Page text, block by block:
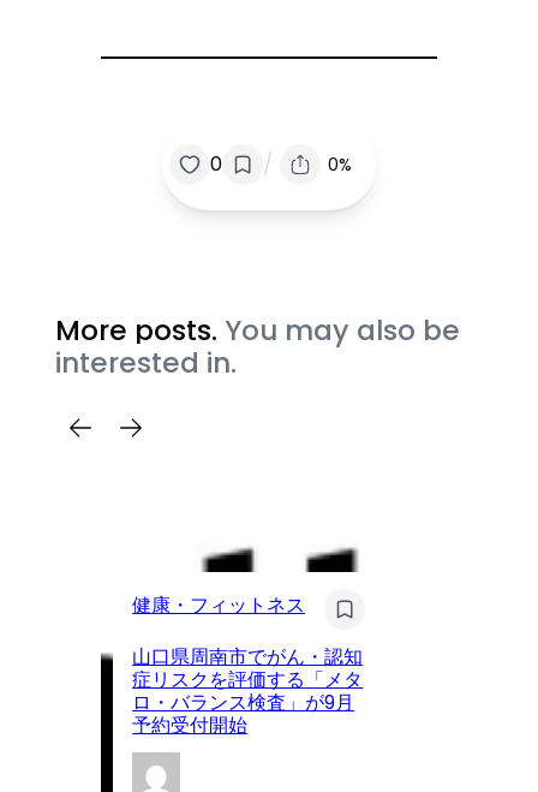
0 / 0%
More posts. You may also be
interested in.
健康・フィットネス
山口県周南市でがん・認知
症リスクを評価する「メタ
ロ・バランス検査」が9月
予約受付開始